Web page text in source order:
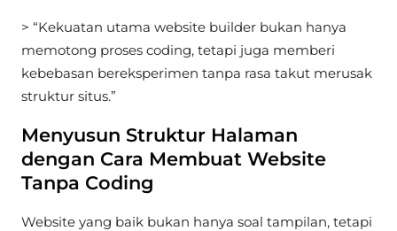
> “Kekuatan utama website builder bukan hanya
memotong proses coding, tetapi juga memberi
kebebasan bereksperimen tanpa rasa takut merusak
struktur situs.”
Menyusun Struktur Halaman
dengan Cara Membuat Website
Tanpa Coding
Website yang baik bukan hanya soal tampilan, tetapi